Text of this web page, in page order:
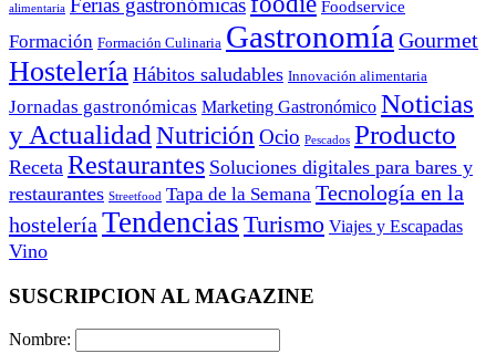
alimentaria Ferias gastronómicas Foodservice
Formación Formación Culinaria Gastronomía Gourmet
Hostelería Hábitos saludables Innovación alimentaria
Jornadas gastronómicas Marketing Gastronómico Noticias
y Actualidad Nutrición Ocio Pescados Producto
Receta Restaurantes Soluciones digitales para bares y
restaurantes Streetfood Tapa de la Semana Tecnología en la
hostelería Tendencias Turismo Viajes y Escapadas
Vino
SUSCRIPCION AL MAGAZINE
Nombre: